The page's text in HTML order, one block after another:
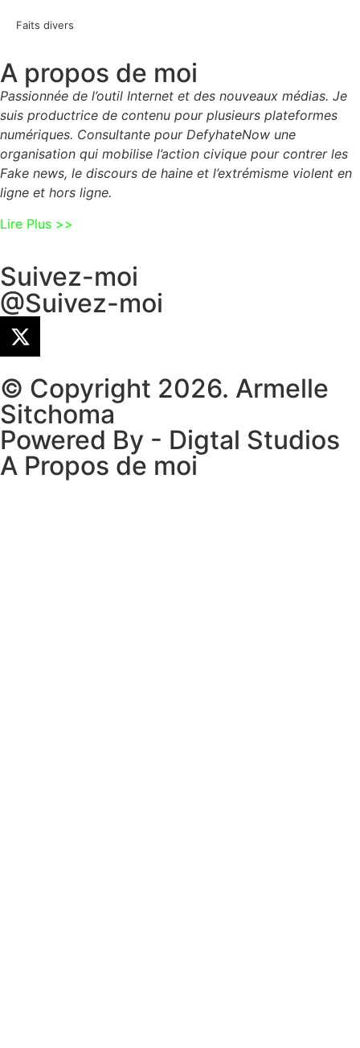
Faits divers
A propos de moi
Passionnée de l’outil Internet et des nouveaux médias. Je
suis productrice de contenu pour plusieurs plateformes
numériques. Consultante pour DefyhateNow une
organisation qui mobilise l’action civique pour contrer les
Fake news, le discours de haine et l’extrémisme violent en
ligne et hors ligne.
Lire Plus >>
Suivez-moi
@Suivez-moi
© Copyright 2026. Armelle
Sitchoma
Powered By - Digtal Studios
A Propos de moi